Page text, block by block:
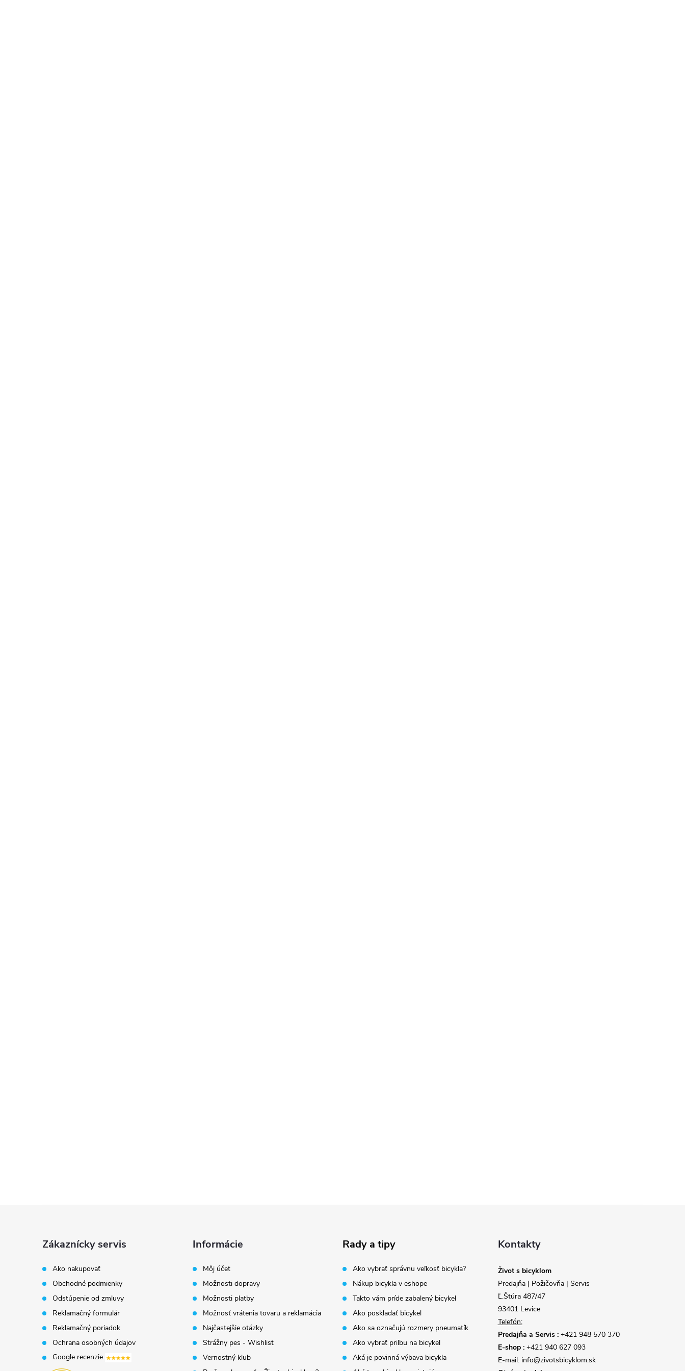
Zákaznícky servis
Ako nakupovať
Obchodné podmienky
Odstúpenie od zmluvy
Reklamačný formulár
Reklamačný poriadok
Ochrana osobných údajov
Google recenzie
Informácie
Môj účet
Možnosti dopravy
Možnosti platby
Možnosť vrátenia tovaru a reklamácia
Najčastejšie otázky
Strážny pes - Wishlist
Vernostný klub
Rady a tipy
Ako vybrať správnu veľkosť bicykla?
Nákup bicykla v eshope
Takto vám príde zabalený bicykel
Ako poskladať bicykel
Ako sa označujú rozmery pneumatík
Ako vybrať prilbu na bicykel
Aká je povinná výbava bicykla
Kontakty
Život s bicyklom
Predajňa | Požičovňa | Servis
Ľ.Štúra 487/47
93401 Levice
Telefón:
Predajňa a Servis :+421 948 570 370
E-shop : +421 940 627 093
E-mail: info@zivotsbicyklom.sk